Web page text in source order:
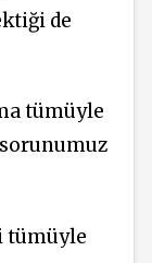
de
tümüyle
tümüyle